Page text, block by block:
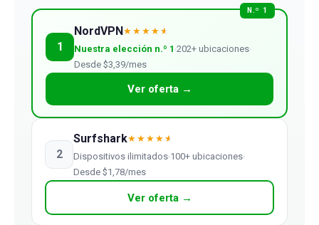
N.º 1
1
NordVPN★★★★ ★
Nuestra elección n.º 1 202+ ubicaciones
Desde $3,39/mes
Ver oferta →
2
Surfshark★★★★ ★
Dispositivos ilimitados 100+ ubicaciones
Desde $1,78/mes
Ver oferta →